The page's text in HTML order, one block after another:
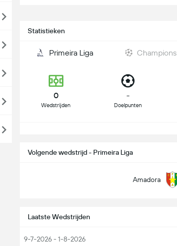
Statistieken
Primeira Liga
0
Wedstrijden
-
Doelpunten
Volgende wedstrijd - Primeira Liga
Amadora
Laatste Wedstrijden
9-7-2026 - 1-8-2026